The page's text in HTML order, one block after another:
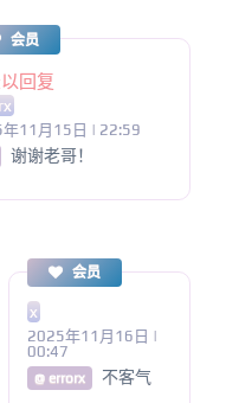
会员
回复
11月15日 | 22:59
谢谢老哥！
会员
x
2025年11月16日 |
00:47
@ errorx 不客气